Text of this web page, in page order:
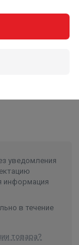
уведомления
информация
в течение
товара?